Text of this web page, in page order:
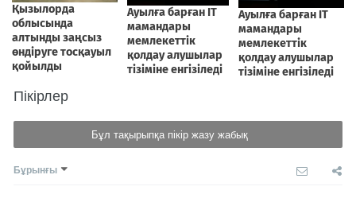
Пікірлер
Бұл тақырыпқа пікір жазу жабық
Бұрынғы